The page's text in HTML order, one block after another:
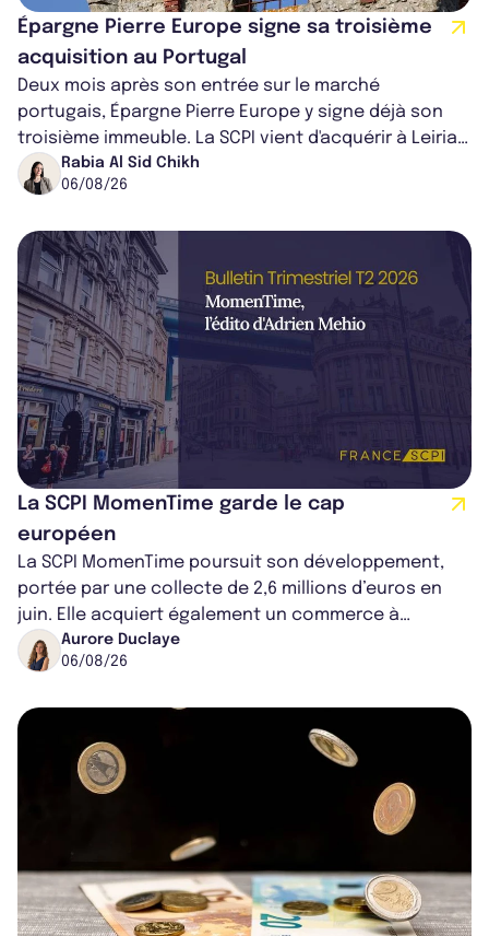
Épargne Pierre Europe signe sa troisième
acquisition au Portugal
Deux mois après son entrée sur le marché
portugais, Épargne Pierre Europe y signe déjà son
troisième immeuble. La SCPI vient d'acquérir à Leiria,
dans le centre du pays, un établis...
Rabia Al Sid Chikh
06/08/26
La SCPI MomenTime garde le cap
européen
La SCPI MomenTime poursuit son développement,
portée par une collecte de 2,6 millions d’euros en
juin. Elle acquiert également un commerce à
Worcester, place une plateforme logisti...
Aurore Duclaye
06/08/26